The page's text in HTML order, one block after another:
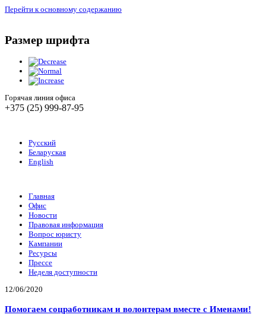
Перейти к основному содержанию
Размер шрифта
Горячая линия офиса
+375 (25) 999-87-95
Русский
Беларуская
English
Главная
Офис
Новости
Правовая информация
Вопрос юристу
Кампании
Ресурсы
Прессе
Неделя доступности
12/06/2020
Помогаем соцработникам и волонтерам вместе с Именами!